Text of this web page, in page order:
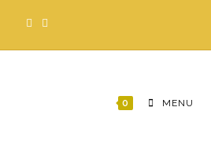
0 MENU